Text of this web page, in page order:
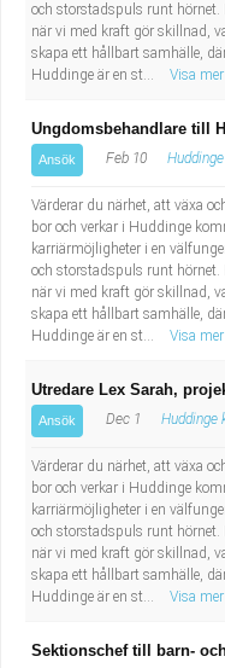
Säkerhetsarbete
Transport
Informatör/
Brevbärare
Sjuksköterska,
Kock, storhushåll
Undersköterska,
Bibliotekarie
Administrativ
och storstadspuls runt
när vi med kraft gör skillnad,
skapa ett hållbart samhälle,
Huddinge är en st...
Visa mer
Ungdomsbehandlare till
Ansök Feb 10
Värderar du närhet, att växa
bor och verkar i Huddinge
karriärmöjligheter i en
och storstadspuls runt
när vi med kraft gör skillnad,
skapa ett hållbart samhälle,
Huddinge är en st...
Visa mer
Utredare Lex Sarah,
Ansök Dec 1 Huddinge
Värderar du närhet, att växa
bor och verkar i Huddinge
karriärmöjligheter i en
och storstadspuls runt
när vi med kraft gör skillnad,
skapa ett hållbart samhälle,
Huddinge är en st...
Visa mer
Sektionschef till barn-